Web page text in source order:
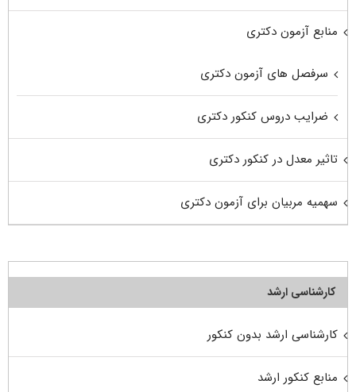
منابع آزمون دکتری
سرفصل های آزمون دکتری
ضرایب دروس کنکور دکتری
تاثیر معدل در کنکور دکتری
سهمیه مربیان برای آزمون دکتری
کارشناسی ارشد
کارشناسی ارشد بدون کنکور
منابع کنکور ارشد